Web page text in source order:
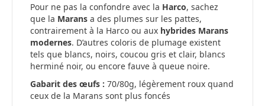
Pour ne pas la confondre avec la Harco, sachez
que la Marans a des plumes sur les pattes,
contrairement à la Harco ou aux hybrides Marans
modernes. D’autres coloris de plumage existent
tels que blancs, noirs, coucou gris et clair, blancs
herminé noir, ou encore fauve à queue noire.
Gabarit des œufs : 70/80g, légèrement roux quand
ceux de la Marans sont plus foncés